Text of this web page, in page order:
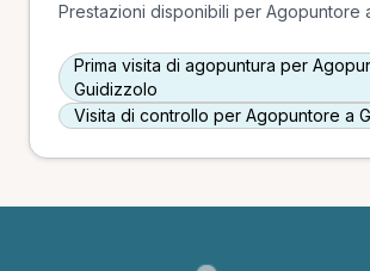
Prestazioni disponibili per Agopuntore
Prima visita di agopuntura per
Guidizzolo
Visita di controllo per Agopuntore a